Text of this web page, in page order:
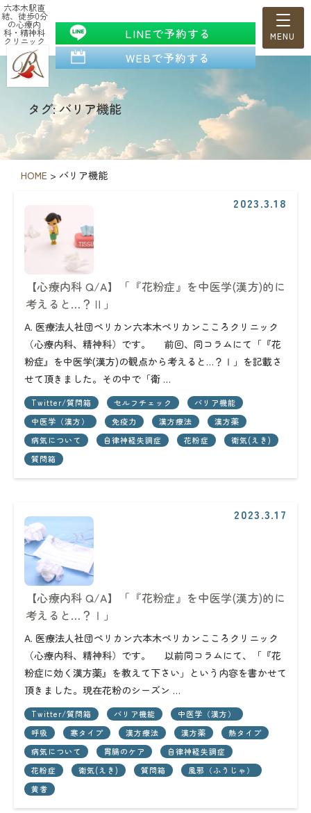
六本木駅直
結、徒歩0分
の心療内
科・精神科
クリニック
LINEで予約する
WEBで予約する
タグ: バリア機能
HOME > バリア機能
2023.3.18
【心療内科 Q/A】「『花粉症』を中医学(漢方)的に
考えると…？Ⅱ」
A. 医療法人社団ペリカン六本木ペリカンこころクリニック
（心療内科、精神科）です。 前回、同コラムにて「『花
粉症』を中医学(漢方)の観点から考えると…？Ⅰ」を記載さ
せて頂きました。その中で「衛 …
Twitter/質問箱 セルフチェック
バリア機能
中医学（漢方）
免疫力 漢方療法
漢方薬
病気について
自律神経失調症 花粉症
衛気(えき)
質問箱
2023.3.17
【心療内科 Q/A】「『花粉症』を中医学(漢方)的に
考えると…？Ⅰ」
A. 医療法人社団ペリカン六本木ペリカンこころクリニック
（心療内科、精神科）です。 以前同コラムにて、「『花
粉症に効く漢方薬』を教えて下さい」という内容を書かせて
頂きました。現在花粉のシーズン …
Twitter/質問箱 バリア機能
中医学（漢方）
呼吸
寒タイプ 漢方療法 漢方薬
熱タイプ
病気について
胃腸のケア
自律神経失調症
花粉症
衛気(えき) 質問箱
風邪（ふうじゃ）
黄耆